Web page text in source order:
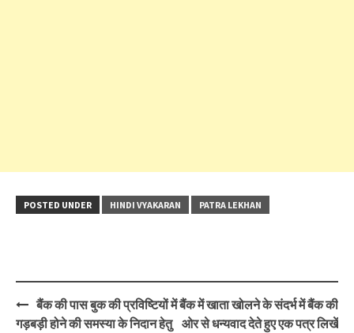
POSTED UNDER HINDI VYAKARAN PATRA LEKHAN
Post
navigation
बैंक की पास बुक की प्रविष्टियों में
गड़बड़ी होने की समस्या के निदान हेतु
बैंक में खाता खोलने के संदर्भ में बैंक की
ओर से धन्यवाद देते हुए एक पत्र लिखें